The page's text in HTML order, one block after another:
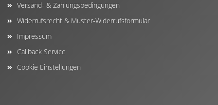
Versand- & Zahlungsbedingungen
Widerrufsrecht & Muster-Widerrufsformular
Impressum
Callback Service
Cookie Einstellungen